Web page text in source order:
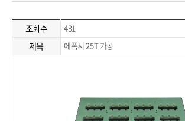
조회수 431
제목 에폭시 25T 가공